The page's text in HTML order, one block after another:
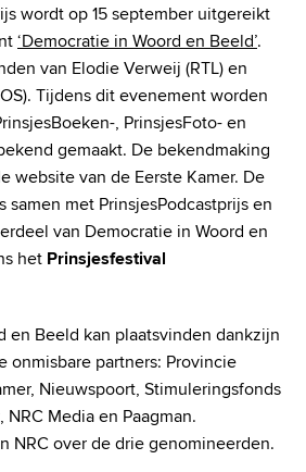
wordt op 15 september uitgereikt
‘Democratie in Woord en Beeld’.
van Elodie Verweij (RTL) en
Tijdens dit evenement worden
, PrinsjesFoto- en
gemaakt. De bekendmaking
website van de Eerste Kamer. De
samen met PrinsjesPodcastprijs en
van Democratie in Woord en
het Prinsjesfestival
en Beeld kan plaatsvinden dankzijn
onmisbare partners: Provincie
Nieuwspoort, Stimuleringsfonds
Media en Paagman.
NRC over de drie genomineerden.